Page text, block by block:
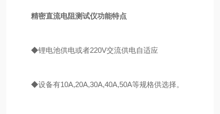
精密直流电阻测试仪功能特点
◆锂电池供电或者220V交流供电自适应
◆设备有10A,20A,30A,40A,50A等规格供选择。